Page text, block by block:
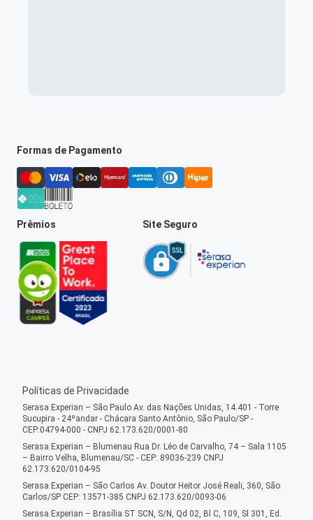
Formas de Pagamento
Prêmios Site Seguro
Políticas de Privacidade
Serasa Experian – São Paulo Av. das Nações Unidas, 14.401 - Torre
Sucupira - 24ºandar - Chácara Santo Antônio, São Paulo/SP -
CEP:04794-000 - CNPJ 62.173.620/0001-80
Serasa Experian – Blumenau Rua Dr. Léo de Carvalho, 74 – Sala 1105
– Bairro Velha, Blumenau/SC - CEP: 89036-239 CNPJ
62.173.620/0104-95
Serasa Experian – São Carlos Av. Doutor Heitor José Reali, 360, São
Carlos/SP CEP: 13571-385 CNPJ 62.173.620/0093-06
Serasa Experian – Brasília ST SCN, S/N, Qd 02, Bl C, 109, Sl 301, Ed.